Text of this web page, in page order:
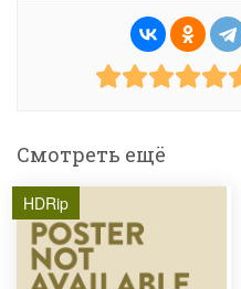
Смотреть ещё
HDRip